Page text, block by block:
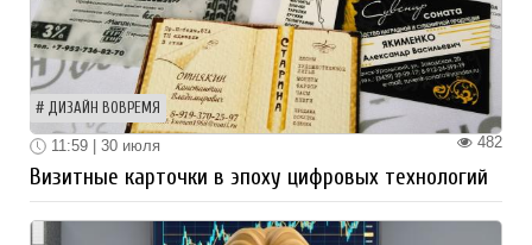
ДИЗАЙН ВОВРЕМЯ
482
11:59 | 30 июля
Визитные карточки в эпоху цифровых технологий